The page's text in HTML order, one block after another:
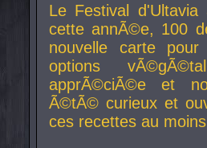
Le Festival
cette annÃ©e, 100
nouvelle carte
options
apprÃ©ciÃ©e et
Ã©tÃ© curieux et
ces recettes au